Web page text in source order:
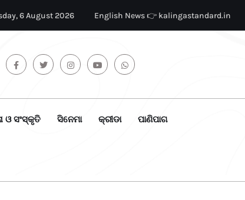
6 August 2026 English News 👉 kalingastandard.in
ଓ ସଂସ୍କୃତି ସିନେମା କ୍ରୀଡା ପାଣିପାଗ